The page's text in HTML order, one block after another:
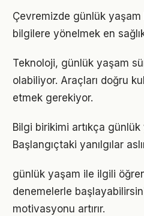
Çevremizde günlük yaşam
bilgilere yönelmek en
Teknoloji, günlük yaşam
olabiliyor. Araçları doğru
etmek gerekiyor.
Bilgi birikimi artıkça
Başlangıçtaki yanılgılar
günlük yaşam ile ilgili
denemelerle
motivasyonu artırır.